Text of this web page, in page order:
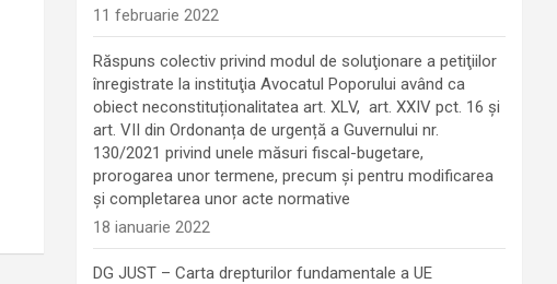
11 februarie 2022
Răspuns colectiv privind modul de soluţionare a petiţiilor
înregistrate la instituţia Avocatul Poporului având ca
obiect neconstituționalitatea art. XLV, art. XXIV pct. 16 și
art. VII din Ordonanța de urgență a Guvernului nr.
130/2021 privind unele măsuri fiscal-bugetare,
prorogarea unor termene, precum şi pentru modificarea
şi completarea unor acte normative
18 ianuarie 2022
DG JUST – Carta drepturilor fundamentale a UE